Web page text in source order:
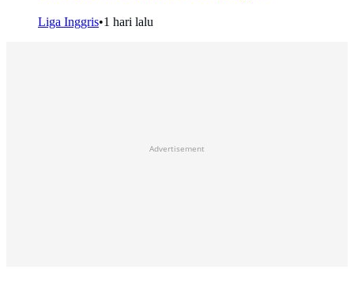
Liga Inggris•1 hari lalu
Advertisement